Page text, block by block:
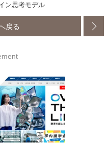
ン思考モデル
戻る